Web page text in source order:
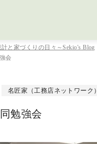
と家づくりの日々～Sekio's Blog
会
名匠家（工務店ネットワーク）
勉強会